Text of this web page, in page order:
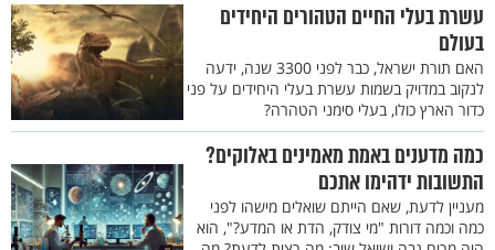
עשרת בעלי החיים הטהורים היחידים
בעולם
האם תורת ישראל, כבר לפני 3300 שנה, ידעה
לנקוב במדויק בשמות עשרת בעלי היחידים על פני
כדור הארץ כולו, בעלי סימני הטהרה?
כמה מדענים באמת מאמינים באלוקים?
התשובות ידהימו אתכם
מעניין לדעת, שאם הייתם שואלים מישהו לפני
כמה וכמה דורות "מי צודק, הדת או המדע?", הוא